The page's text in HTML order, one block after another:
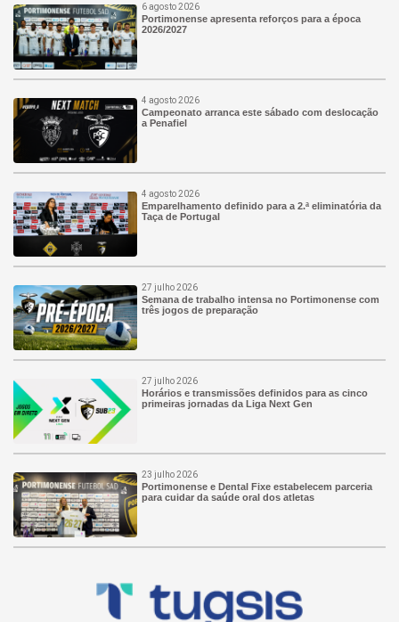
6 agosto 2026
Portimonense apresenta reforços para a época
2026/2027
4 agosto 2026
Campeonato arranca este sábado com deslocação
a Penafiel
4 agosto 2026
Emparelhamento definido para a 2.ª eliminatória da
Taça de Portugal
27 julho 2026
Semana de trabalho intensa no Portimonense com
três jogos de preparação
27 julho 2026
Horários e transmissões definidos para as cinco
primeiras jornadas da Liga Next Gen
23 julho 2026
Portimonense e Dental Fixe estabelecem parceria
para cuidar da saúde oral dos atletas